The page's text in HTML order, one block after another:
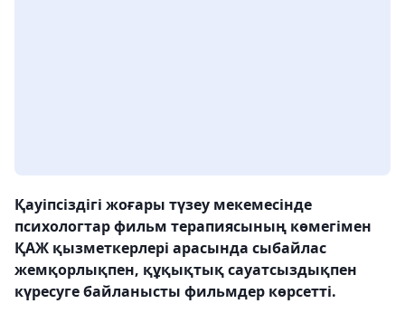
Қауіпсіздігі жоғары түзеу мекемесінде
психологтар фильм терапиясының көмегімен
ҚАЖ қызметкерлері арасында сыбайлас
жемқорлықпен, құқықтық сауатсыздықпен
күресуге байланысты фильмдер көрсетті.